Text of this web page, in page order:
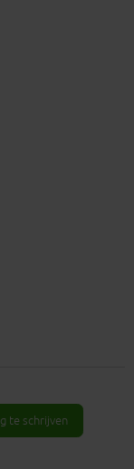
te schrijven